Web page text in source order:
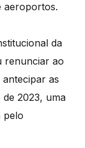
aeroportos.
da
renunciar ao
as
2023, uma
pelo